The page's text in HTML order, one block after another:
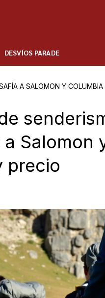
DESVÍOS PARADE
A SALOMON Y
Salomon
precio